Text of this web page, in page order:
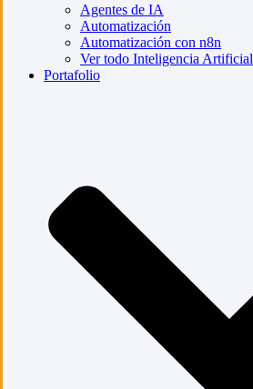
Agentes de IA
Automatización
Automatización con n8n
Ver todo Inteligencia Artificial
Portafolio